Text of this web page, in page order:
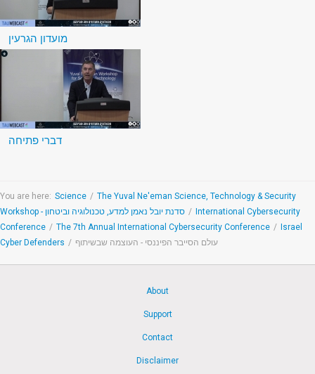
מועדון הגרעין
דברי פתיחה
You are here: Science / The Yuval Ne'eman Science, Technology & Security
Workshop - סדנת יובל נאמן למדע, טכנולוגיה וביטחון / International Cybersecurity
Conference / The 7th Annual International Cybersecurity Conference /
Israel
Cyber Defenders / עולם הסייבר הפיננסי - העוצמה שבשיתוף
About
Support
Contact
Disclaimer